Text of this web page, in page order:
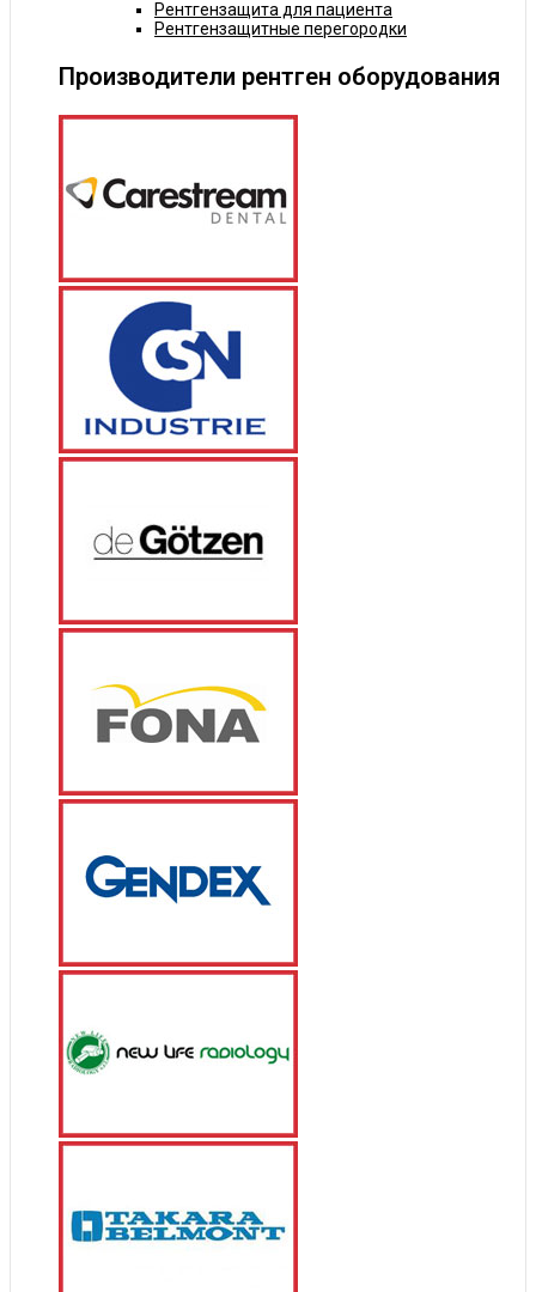
Рентгензащита для пациента
Рентгензащитные перегородки
Производители рентген оборудования